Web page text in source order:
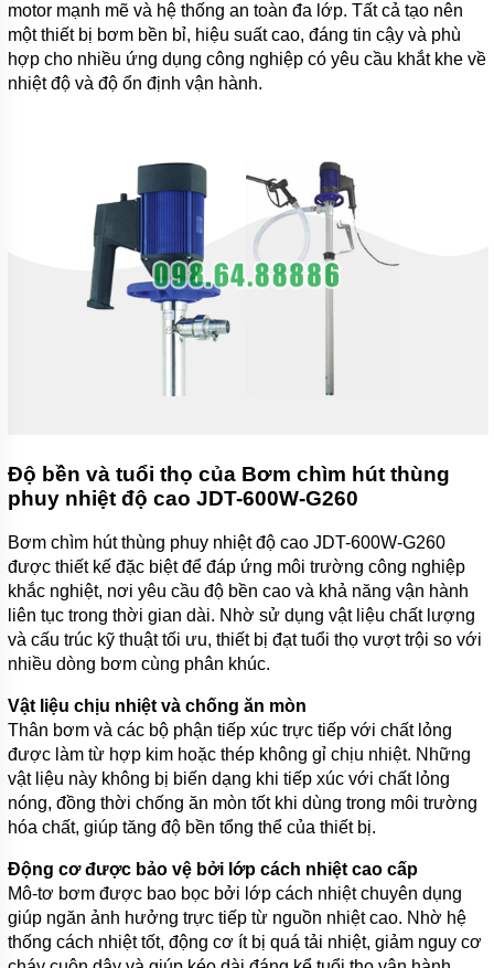
motor mạnh mẽ và hệ thống an toàn đa lớp. Tất cả tạo nên
một thiết bị bơm bền bỉ, hiệu suất cao, đáng tin cậy và phù
hợp cho nhiều ứng dụng công nghiệp có yêu cầu khắt khe về
nhiệt độ và độ ổn định vận hành.
Độ bền và tuổi thọ của Bơm chìm hút thùng
phuy nhiệt độ cao JDT-600W-G260
Bơm chìm hút thùng phuy nhiệt độ cao JDT-600W-G260
được thiết kế đặc biệt để đáp ứng môi trường công nghiệp
khắc nghiệt, nơi yêu cầu độ bền cao và khả năng vận hành
liên tục trong thời gian dài. Nhờ sử dụng vật liệu chất lượng
và cấu trúc kỹ thuật tối ưu, thiết bị đạt tuổi thọ vượt trội so với
nhiều dòng bơm cùng phân khúc.
Vật liệu chịu nhiệt và chống ăn mòn
Thân bơm và các bộ phận tiếp xúc trực tiếp với chất lỏng
được làm từ hợp kim hoặc thép không gỉ chịu nhiệt. Những
vật liệu này không bị biến dạng khi tiếp xúc với chất lỏng
nóng, đồng thời chống ăn mòn tốt khi dùng trong môi trường
hóa chất, giúp tăng độ bền tổng thể của thiết bị.
Động cơ được bảo vệ bởi lớp cách nhiệt cao cấp
Mô-tơ bơm được bao bọc bởi lớp cách nhiệt chuyên dụng
giúp ngăn ảnh hưởng trực tiếp từ nguồn nhiệt cao. Nhờ hệ
thống cách nhiệt tốt, động cơ ít bị quá tải nhiệt, giảm nguy cơ